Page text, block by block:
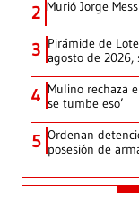
2 Murió Jorge
3 Pirámide de
agosto de 2026,
4 Mulino rechaza
se tumbe eso’
5 Ordenan
posesión de